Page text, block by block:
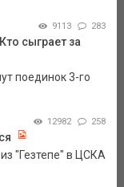
9113 283
сыграет за
поединок 3-го
12982 258
"Гезтепе" в ЦСКА